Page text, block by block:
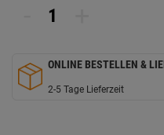
ONLINE BESTELLEN &
2-5 Tage Lieferzeit